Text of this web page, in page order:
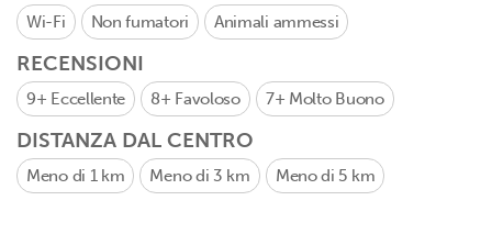
Wi-Fi Non fumatori Animali ammessi
RECENSIONI
9+ Eccellente 8+ Favoloso 7+ Molto Buono
DISTANZA DAL CENTRO
Meno di 1 km Meno di 3 km Meno di 5 km